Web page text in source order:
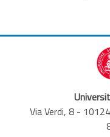
Via Verdi, 8 -